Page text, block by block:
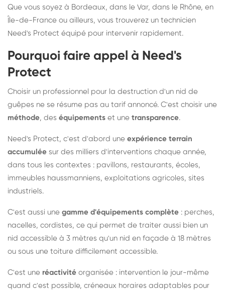
Que vous soyez à Bordeaux, dans le Var, dans le Rhône, en
Île-de-France ou ailleurs, vous trouverez un technicien
Need's Protect équipé pour intervenir rapidement.
Pourquoi faire appel à Need's
Protect
Choisir un professionnel pour la destruction d'un nid de
guêpes ne se résume pas au tarif annoncé. C'est choisir une
méthode, des équipements et une transparence.
Need's Protect, c'est d'abord une expérience terrain
accumulée sur des milliers d'interventions chaque année,
dans tous les contextes : pavillons, restaurants, écoles,
immeubles haussmanniens, exploitations agricoles, sites
industriels.
C'est aussi une gamme d'équipements complète : perches,
nacelles, cordistes, ce qui permet de traiter aussi bien un
nid accessible à 3 mètres qu'un nid en façade à 18 mètres
ou sous une toiture difficilement accessible.
C'est une réactivité organisée : intervention le jour-même
quand c'est possible, créneaux horaires adaptables pour